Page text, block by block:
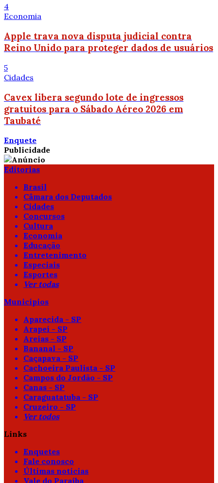
4
Economia
Apple trava nova disputa judicial contra
Reino Unido para proteger dados de usuários
5
Cidades
Cavex libera segundo lote de ingressos
gratuitos para o Sábado Aéreo 2026 em
Taubaté
Enquete
Publicidade
Editorias
Brasil
Câmara dos Deputados
Cidades
Concursos
Cultura
Economia
Educação
Entretenimento
Especiais
Esportes
Ver todas
Municípios
Aparecida - SP
Arapeí - SP
Areias - SP
Bananal - SP
Caçapava - SP
Cachoeira Paulista - SP
Campos do Jordão - SP
Canas - SP
Caraguatatuba - SP
Cruzeiro - SP
Ver todos
Links
Enquetes
Fale conosco
Últimas notícias
Vale do Paraíba